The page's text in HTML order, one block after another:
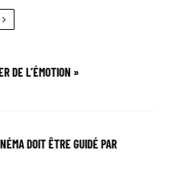
DE L’ÉMOTION »
DOIT ÊTRE GUIDÉ PAR